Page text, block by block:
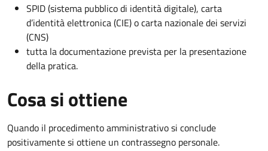
SPID (sistema pubblico di identità digitale), carta
d’identità elettronica (CIE) o carta nazionale dei servizi
(CNS)
tutta la documentazione prevista per la presentazione
della pratica.
Cosa si ottiene
Quando il procedimento amministrativo si conclude
positivamente si ottiene un contrassegno personale.